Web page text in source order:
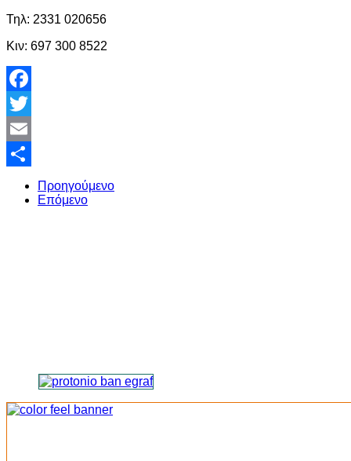
Τηλ: 2331 020656
Κιν: 697 300 8522
Facebook
Twitter
Email
Share
Προηγούμενο
Επόμενο